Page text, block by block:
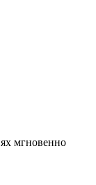
мгновенно